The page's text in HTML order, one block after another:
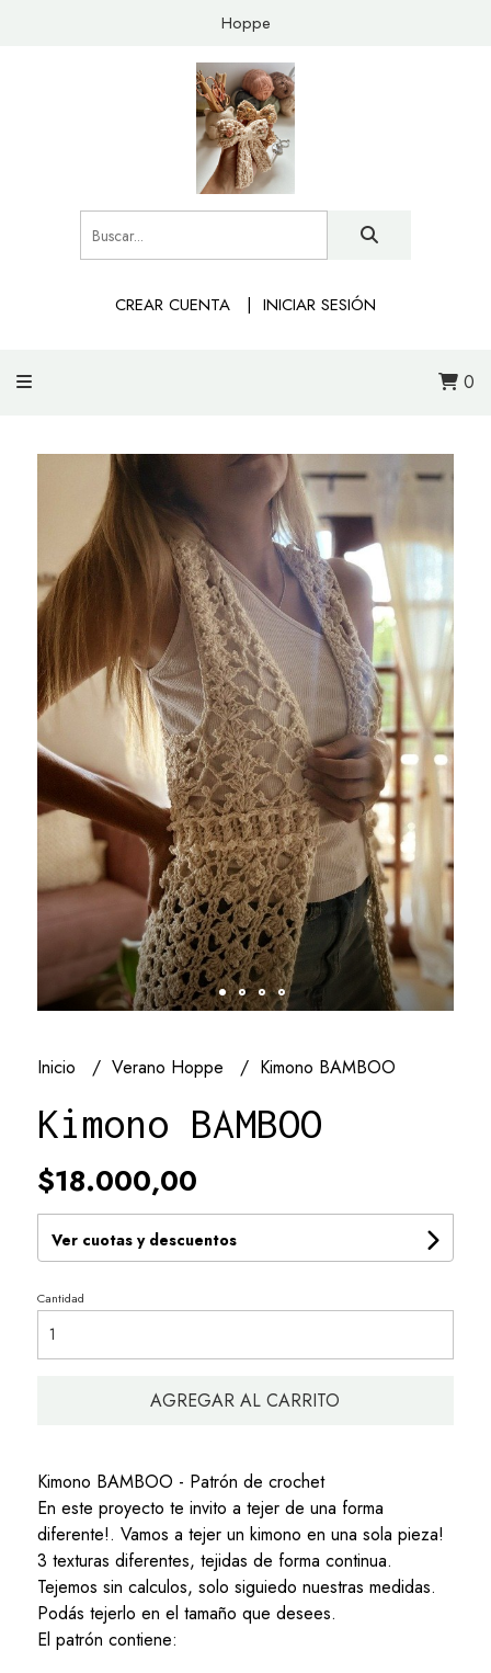
Hoppe
CREAR CUENTA INICIAR SESIÓN
0
Inicio Verano Hoppe Kimono BAMBOO
Kimono BAMBOO
$18.000,00
Ver cuotas y descuentos
Cantidad
AGREGAR AL CARRITO
Kimono BAMBOO - Patrón de crochet
En este proyecto te invito a tejer de una forma
diferente!. Vamos a tejer un kimono en una sola pieza!
3 texturas diferentes, tejidas de forma continua.
Tejemos sin calculos, solo siguiedo nuestras medidas.
Podás tejerlo en el tamaño que desees.
El patrón contiene: